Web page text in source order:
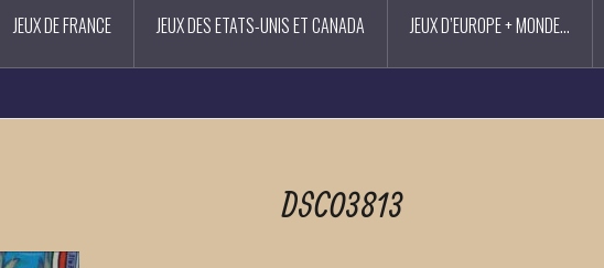
JEUX DE FRANCE JEUX DES ETATS-UNIS ET CANADA JEUX D’EUROPE + MONDE…
DSC03813